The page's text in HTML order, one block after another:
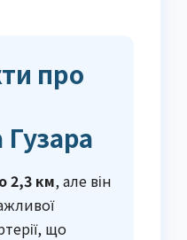
про
2,3 км, але він
що